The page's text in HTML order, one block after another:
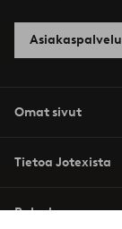
Asiakaspalvelu
Omat sivut
Tietoa Jotexista
Palvelumme